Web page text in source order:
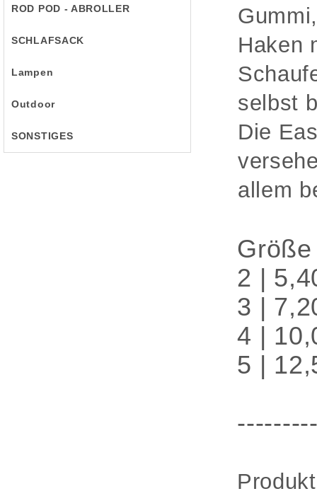
ROD POD - ABROLLER
SCHLAFSACK
Lampen
Outdoor
SONSTIGES
Haken
selbst
Die
allem
Größe
2 |
3 |
4 |
5 |